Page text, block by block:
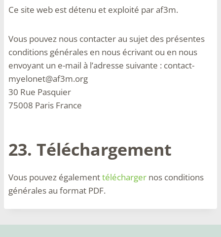
Ce site web est détenu et exploité par af3m.
Vous pouvez nous contacter au sujet des présentes
conditions générales en nous écrivant ou en nous
envoyant un e-mail à l’adresse suivante : contact-
myelonet@af3m.org
30 Rue Pasquier
75008 Paris France
23. Téléchargement
Vous pouvez égalementtéléchargernos conditions
générales au format PDF.